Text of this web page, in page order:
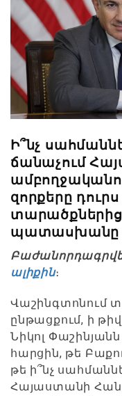
Ի՞նչ
ճանաչում
զորքերը դուրս
պատասխանը
ալիքին։
Վաշինգտոնում
ընթացքում, ի
Նիկոլ
հարցին, թե
թե ի՞նչ
Հայաստանի